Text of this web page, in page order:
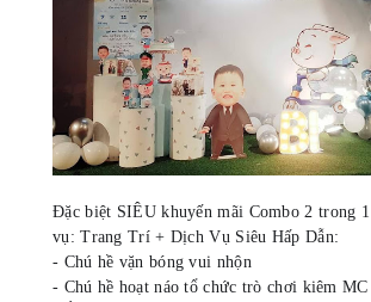
Đặc biệt SIÊU khuyến mãi Combo 2 trong
vụ: Trang Trí + Dịch Vụ Siêu Hấp Dẫn:
- Chú hề vặn bóng vui nhộn
- Chú hề hoạt náo tổ chức trò chơi kiêm MC